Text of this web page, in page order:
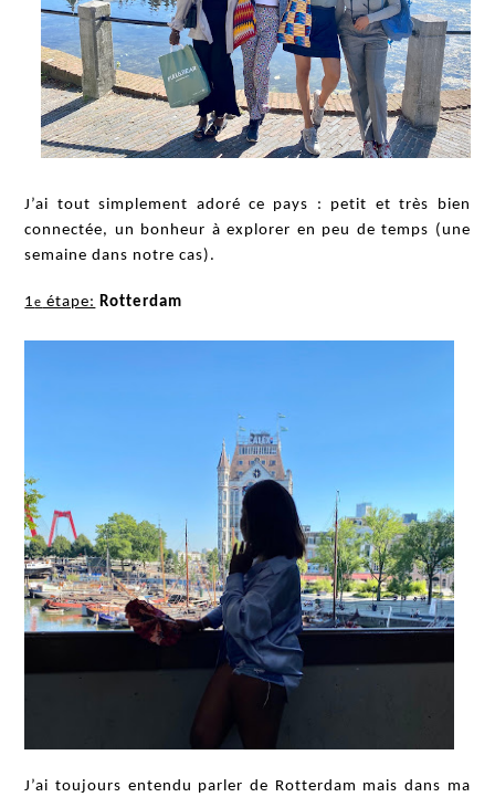
J’ai tout simplement adoré ce pays : petit et très bien
connectée, un bonheur à explorer en peu de temps (une
semaine dans notre cas).
1e étape: Rotterdam
J’ai toujours entendu parler de Rotterdam mais dans ma